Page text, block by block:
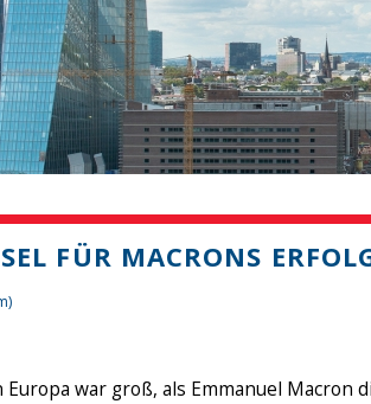
FÜR MACRONS
war groß, als Emmanuel